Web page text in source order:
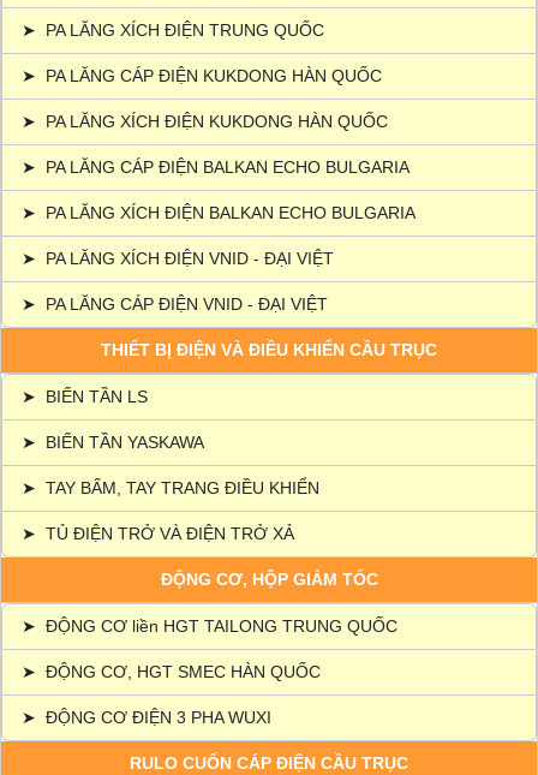
➤ PA LĂNG XÍCH ĐIỆN TRUNG QUỐC
➤ PA LĂNG CÁP ĐIỆN KUKDONG HÀN QUỐC
➤ PA LĂNG XÍCH ĐIỆN KUKDONG HÀN QUỐC
➤ PA LĂNG CÁP ĐIỆN BALKAN ECHO BULGARIA
➤ PA LĂNG XÍCH ĐIỆN BALKAN ECHO BULGARIA
➤ PA LĂNG XÍCH ĐIỆN VNID - ĐẠI VIỆT
➤ PA LĂNG CÁP ĐIỆN VNID - ĐẠI VIỆT
THIẾT BỊ ĐIỆN VÀ ĐIỀU KHIỂN CẦU TRỤC
➤ BIẾN TẦN LS
➤ BIẾN TẦN YASKAWA
➤ TAY BẤM, TAY TRANG ĐIỀU KHIỂN
➤ TỦ ĐIỆN TRỞ VÀ ĐIỆN TRỞ XẢ
ĐỘNG CƠ, HỘP GIẢM TỐC
➤ ĐỘNG CƠ liền HGT TAILONG TRUNG QUỐC
➤ ĐỘNG CƠ, HGT SMEC HÀN QUỐC
➤ ĐỘNG CƠ ĐIỆN 3 PHA WUXI
RULO CUỐN CÁP ĐIỆN CẦU TRỤC